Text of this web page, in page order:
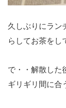
久しぶりにラン
らしてお茶をし
で・・解散した
ギリギリ間に合